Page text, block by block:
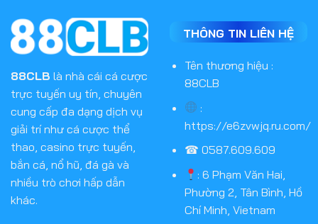
88CLB là nhà cái cá cược
trực tuyến uy tín, chuyên
cung cấp đa dạng dịch vụ
giải trí như cá cược thể
thao, casino trực tuyến,
bắn cá, nổ hũ, đá gà và
nhiều trò chơi hấp dẫn
khác.
THÔNG TIN LIÊN HỆ
Tên thương hiệu :
88CLB
:
https://e6zvwjq.ru.com/
☎ 0587.609.609
:6 Phạm Văn Hai,
Phường 2, Tân Bình, Hồ
Chí Minh, Vietnam